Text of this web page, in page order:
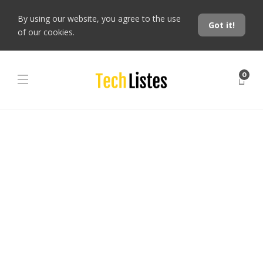
By using our website, you agree to the use
of our cookies.
Got it!
0